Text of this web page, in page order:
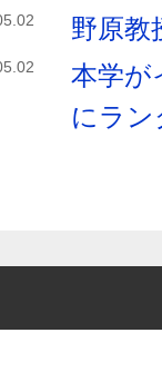
野原教
本学が
にラ